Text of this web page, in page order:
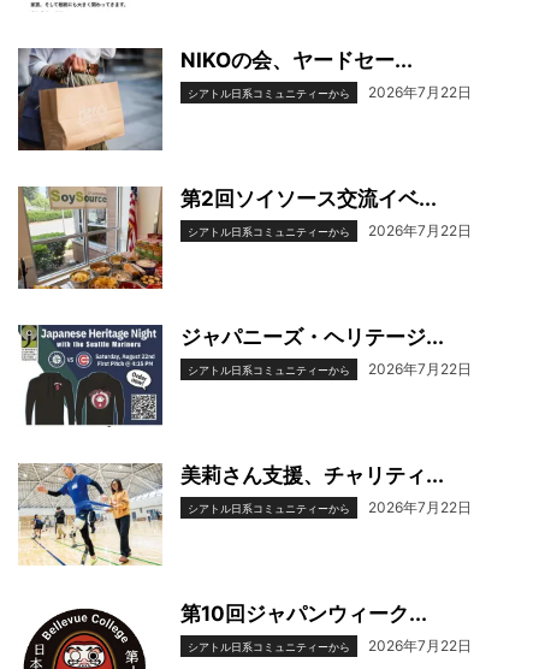
NIKOの会、ヤードセー...
シアトル日系コミュニティーから 2026年7月22日
第2回ソイソース交流イベ...
シアトル日系コミュニティーから 2026年7月22日
ジャパニーズ・ヘリテージ...
シアトル日系コミュニティーから 2026年7月22日
美莉さん支援、チャリティ...
シアトル日系コミュニティーから 2026年7月22日
第10回ジャパンウィーク...
シアトル日系コミュニティーから 2026年7月22日